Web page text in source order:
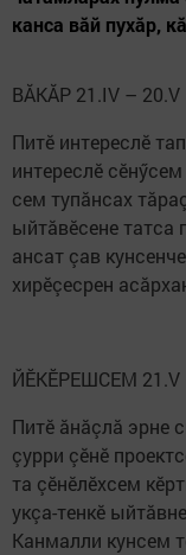
канса вăй пухăр,
ВĂКĂР 21.IV – 20.V
Питӗ интереслӗ
интереслӗ
сем тупăнсах
ыйтăвӗсене
ансат çав
хирӗçесрен
ЙӖКӖРЕШСЕМ 21.V
Питӗ ăнăçлă эрне
çурри çӗнӗ
та çӗнӗлӗхсем
укçа-тенкӗ
Канмалли кунсем